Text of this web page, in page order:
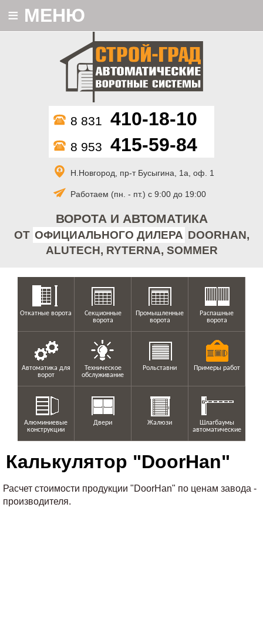
ВОРОТА И АВТОМАТИКА
ОТ ОФИЦИАЛЬНОГО ДИЛЕРА DOORHAN,
ALUTECH, RYTERNA, SOMMER
8 831 410-18-10
8 953 415-59-84
Н.Новгород, пр-т Бусыгина, 1а, оф. 1
Работаем (пн. - пт.) с 9:00 до 19:00
≡ МЕНЮ
Откатные ворота
Секционные
ворота
Промышленные
ворота
Распашные
ворота
Автоматика для
ворот
Техническое
обслуживание
Рольставни Примеры работ
Алюминиевые
конструкции
Двери Жалюзи
Шлагбаумы
автоматические
Калькулятор "DoorHan"
Расчет стоимости продукции "DoorHan" по ценам завода -
производителя.